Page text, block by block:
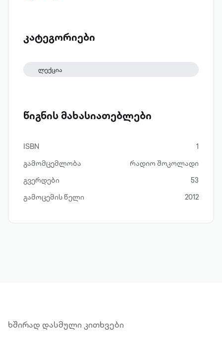
კატეგორიები
ლექცია
წიგნის მახასიათებლები
ISBN
1
გამომცემლობა
რადიო შოკოლადი
გვერდები
53
გამოცემის წელი
2012
ხშირად დასმული კითხვები